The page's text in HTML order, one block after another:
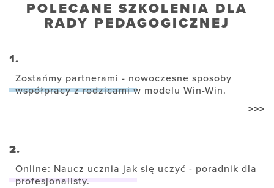
POLECANE SZKOLENIA DLA
RADY PEDAGOGICZNEJ
1.
Zostańmy partnerami - nowoczesne sposoby
współpracy z rodzicami w modelu Win-Win.
>>>
2.
Online: Naucz ucznia jak się uczyć - poradnik dla
profesjonalisty.